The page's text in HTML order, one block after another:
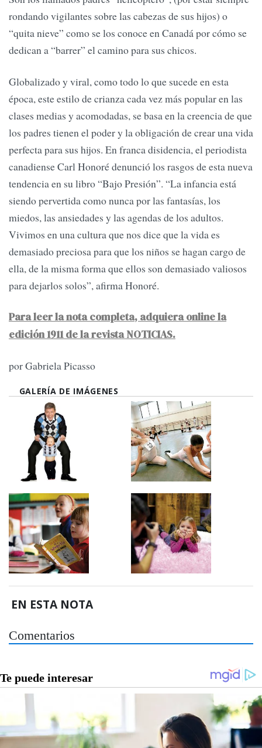
rondando vigilantes sobre las cabezas de sus hijos) o
“quita nieve” como se los conoce en Canadá por cómo se
dedican a “barrer” el camino para sus chicos.
Globalizado y viral, como todo lo que sucede en esta
época, este estilo de crianza cada vez más popular en las
clases medias y acomodadas, se basa en la creencia de que
los padres tienen el poder y la obligación de crear una vida
perfecta para sus hijos. En franca disidencia, el periodista
canadiense Carl Honoré denunció los rasgos de esta nueva
tendencia en su libro “Bajo Presión”. “La infancia está
siendo pervertida como nunca por las fantasías, los
miedos, las ansiedades y las agendas de los adultos.
Vivimos en una cultura que nos dice que la vida es
demasiado preciosa para que los niños se hagan cargo de
ella, de la misma forma que ellos son demasiado valiosos
para dejarlos solos”, afirma Honoré.
Para leer la nota completa, adquiera online la
edición 1911 de la revista NOTICIAS.
por Gabriela Picasso
GALERÍA DE IMÁGENES
EN ESTA NOTA
Comentarios